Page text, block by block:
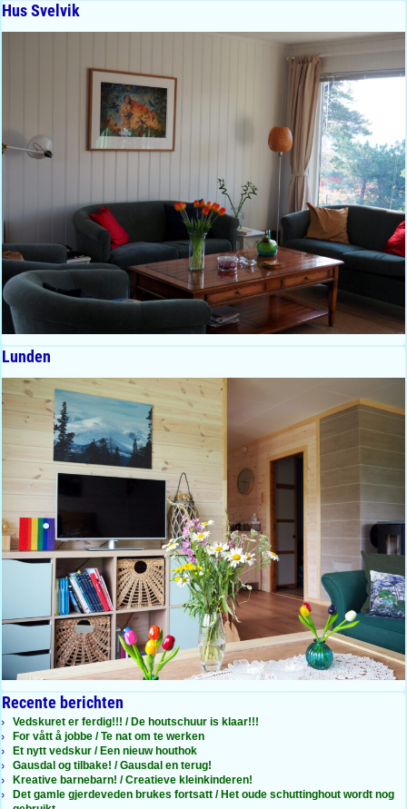
Hus Svelvik
Lunden
Recente berichten
Vedskuret er ferdig!!! / De houtschuur is klaar!!!
For vått å jobbe / Te nat om te werken
Et nytt vedskur / Een nieuw houthok
Gausdal og tilbake! / Gausdal en terug!
Kreative barnebarn! / Creatieve kleinkinderen!
Det gamle gjerdeveden brukes fortsatt / Het oude schuttinghout wordt nog